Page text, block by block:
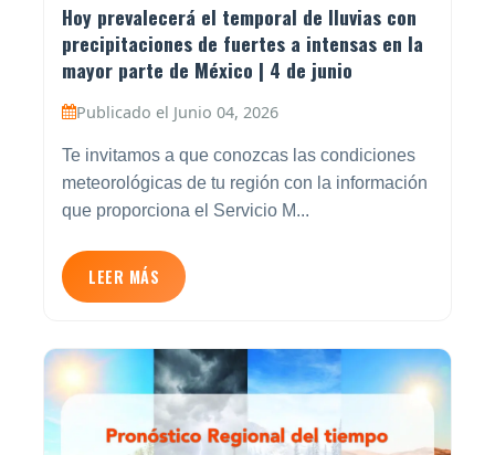
Hoy prevalecerá el temporal de lluvias con
precipitaciones de fuertes a intensas en la
mayor parte de México | 4 de junio
Publicado el Junio 04, 2026
Te invitamos a que conozcas las condiciones
meteorológicas de tu región con la información
que proporciona el Servicio M...
LEER MÁS